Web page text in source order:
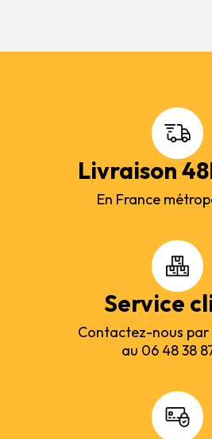
Livraison
En France
Service
Contactez-nous
au 06 48 38